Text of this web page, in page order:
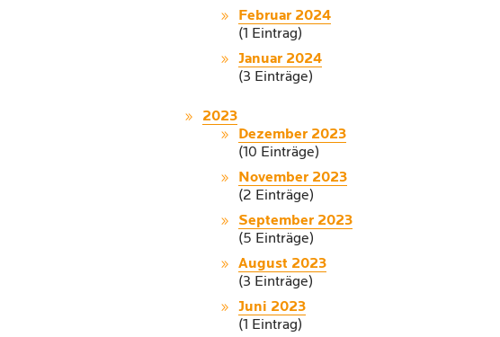
Februar 2024
(1 Eintrag)
Januar 2024
(3 Einträge)
2023
Dezember 2023
(10 Einträge)
November 2023
(2 Einträge)
September 2023
(5 Einträge)
August 2023
(3 Einträge)
Juni 2023
(1 Eintrag)